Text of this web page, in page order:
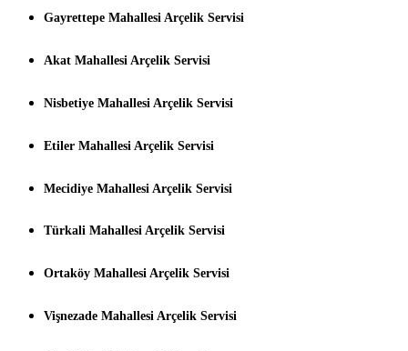
Gayrettepe Mahallesi Arçelik Servisi
Akat Mahallesi Arçelik Servisi
Nisbetiye Mahallesi Arçelik Servisi
Etiler Mahallesi Arçelik Servisi
Mecidiye Mahallesi Arçelik Servisi
Türkali Mahallesi Arçelik Servisi
Ortaköy Mahallesi Arçelik Servisi
Vişnezade Mahallesi Arçelik Servisi